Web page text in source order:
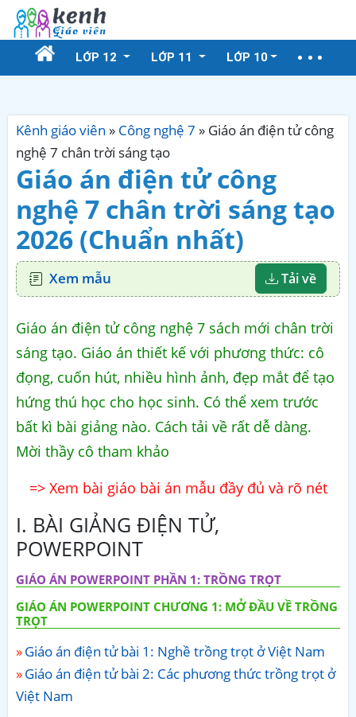
LỚP 12 LỚP 11 LỚP 10
Kênh giáo viên » Công nghệ 7 » Giáo án điện tử công
nghệ 7 chân trời sáng tạo
Giáo án điện tử công
nghệ 7 chân trời sáng tạo
2026 (Chuẩn nhất)
Xem mẫu Tải về
Giáo án điện tử công nghệ 7 sách mới chân trời
sáng tạo. Giáo án thiết kế với phương thức: cô
đọng, cuốn hút, nhiều hình ảnh, đẹp mắt để tạo
hứng thú học cho học sinh. Có thể xem trước
bất kì bài giảng nào. Cách tải về rất dễ dàng.
Mời thầy cô tham khảo
=> Xem bài giáo bài án mẫu đầy đủ và rõ nét
I. BÀI GIẢNG ĐIỆN TỬ,
POWERPOINT
GIÁO ÁN POWERPOINT PHẦN 1: TRỒNG TRỌT
GIÁO ÁN POWERPOINT CHƯƠNG 1: MỞ ĐẦU VỀ TRỒNG
TRỌT
Giáo án điện tử bài 1: Nghề trồng trọt ở Việt Nam
Giáo án điện tử bài 2: Các phương thức trồng trọt ở
Việt Nam